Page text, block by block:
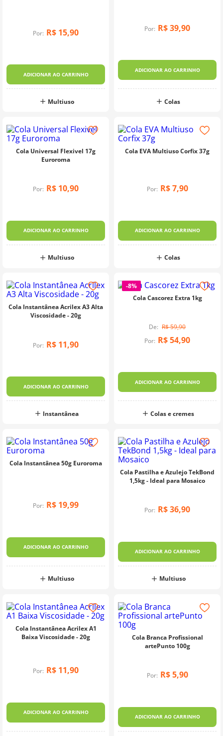
Por: R$ 15,90
ADICIONAR AO CARRINHO
Multiuso
Por: R$39,90
ADICIONAR AO CARRINHO
Colas
Cola Universal Flexivel 17g
Euroroma
Por: R$ 10,90
ADICIONAR AO CARRINHO
Multiuso
Cola EVA Multiuso Corfix 37g
Por: R$ 7,90
ADICIONAR AO CARRINHO
Colas
Cola Instantânea Acrilex A3 Alta
Viscosidade - 20g
Por: R$ 11,90
ADICIONAR AO CARRINHO
Instantânea
-8%
Cola Cascorez Extra 1kg
R$59,90
Por: R$54,90
ADICIONAR AO CARRINHO
Colas e cremes
Cola Instantânea 50g Euroroma
Por: R$ 19,99
ADICIONAR AO CARRINHO
Multiuso
Cola Pastilha e Azulejo TekBond
1,5kg - Ideal para Mosaico
Por: R$36,90
ADICIONAR AO CARRINHO
Multiuso
Cola Instantânea Acrilex A1
Baixa Viscosidade - 20g
Por: R$ 11,90
ADICIONAR AO CARRINHO
Cola Branca Profissional
artePunto 100g
Por: R$ 5,90
ADICIONAR AO CARRINHO